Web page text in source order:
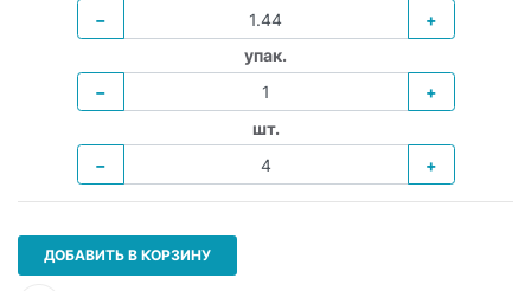
−
+
упак.
−
+
шт.
−
+
ДОБАВИТЬ В КОРЗИНУ